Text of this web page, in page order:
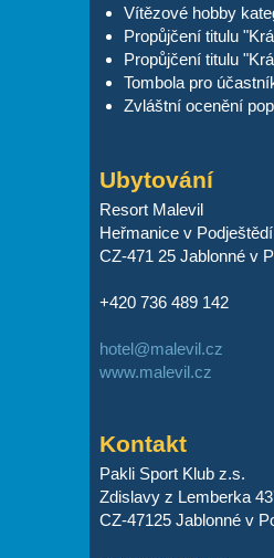
Vítězové hobby
Propůjčení titulu
Propůjčení titulu
Tombola pro
Zvláštní ocenění
Ubytování
Resort Malevil
Heřmanice v
CZ-471 25 Jablonné v
+420 736 489 142
hotel@malevil.cz
www.malevil.cz
Kontakt
Pakli Sport Klub z.s.
Zdislavy z Lemberka
CZ-47125 Jablonné v